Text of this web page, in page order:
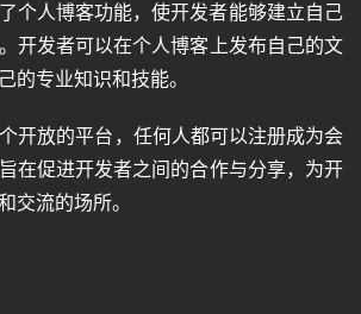
个人博客功能，使开发者能够建立自己
开发者可以在个人博客上发布自己的文
的专业知识和技能。
开放的平台，任何人都可以注册成为会
在促进开发者之间的合作与分享，为开
交流的场所。